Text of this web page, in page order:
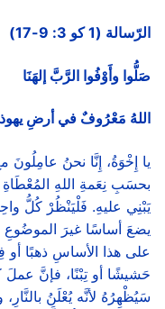
الرّسالة (1 كو 3: 9-17)
صَلُّوا وأَوْفُوا الرَّبَّ إلهَنَا
اللهُ مَعْرُوفٌ في أرضِ
يا إِخْوَةُ، إِنَّا نحنُ عامِلُونَ
بحسَبِ نِعَمةِ اللهِ
يَبْنِي عليهِ. فَلْيَنْظُرْ كُلُّ
يضعَ أساسًا غيرَ الموضُوعِ
على هذا الأساسِ ذهبًا أو
حَشيشًا أو تِبْنًا، فإنَّ عملَ
سَيُظْهِرُهُ لأنَّه يُعْلَنُ